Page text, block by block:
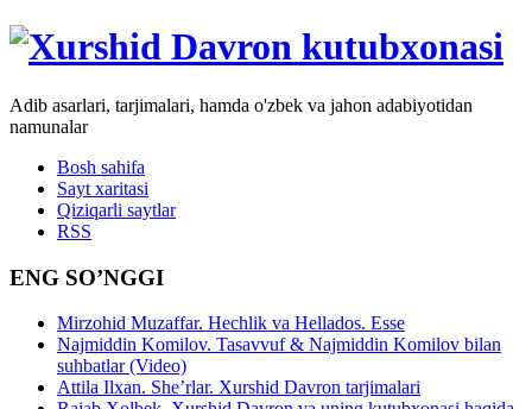
Adib asarlari, tarjimalari, hamda o'zbek va jahon adabiyotidan
namunalar
Bosh sahifa
Sayt xaritasi
Qiziqarli saytlar
RSS
ENG SO’NGGI
Mirzohid Muzaffar. Hechlik va Hellados. Esse
Najmiddin Komilov. Tasavvuf & Najmiddin Komilov bilan
suhbatlar (Video)
Attila Ilxan. She’rlar. Xurshid Davron tarjimalari